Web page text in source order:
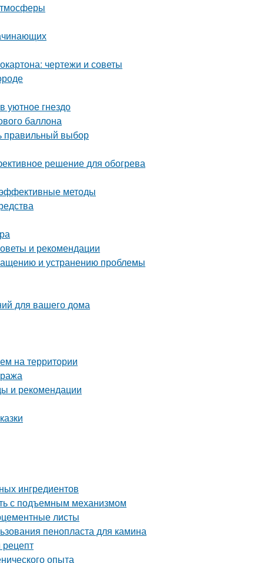
чертежи и советы
уютное гнездо
баллона
правильный выбор
решение для обогрева
эффективные методы
и рекомендации
и устранению проблемы
для вашего дома
на территории
и рекомендации
ингредиентов
с подъемным механизмом
листы
пенопласта для камина
опыта